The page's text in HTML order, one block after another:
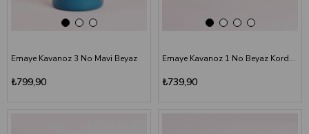
Emaye Kavanoz 3 No Mavi Beyaz
₺799,90
Emaye Kavanoz 1 No Beyaz Kordon Siyah
₺739,90